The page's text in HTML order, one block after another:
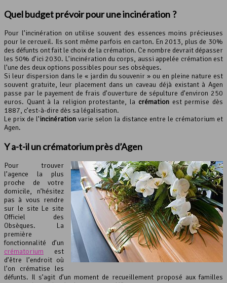
Quel budget prévoir pour une incinération ?
Pour l’incinération on utilise souvent des essences moins précieuses
pour le cercueil. Ils sont même parfois en carton. En 2013, plus de 30%
des défunts ont fait le choix de la crémation. Ce nombre devrait dépasser
les 50% d’ici 2030. L’incinération du corps, aussi appelée crémation est
l’une des deux options possibles pour ses obsèques.
Si leur dispersion dans le « jardin du souvenir » ou en pleine nature est
souvent gratuite, leur placement dans un caveau déjà existant à Agen
passe par le payement de frais d’ouverture de sépulture d’environ 250
euros. Quant à la religion protestante, la crémationest permise dès
1887, c’est-à-dire dès sa légalisation.
Le prix de l’incinération varie selon la distance entre le crématorium et
Agen.
Y a-t-il uncrématoriumprès d’Agen
Pour trouver
l’agence la plus
proche de votre
domicile, n’hésitez
pas à vous rendre
sur le site Le site
Officiel des
Obsèques. La
première
fonctionnalité d’un
crématorium est
d’être l’endroit où
l’on crématise les
défunts. Il s’agit d’un moment de recueillement proposé aux familles